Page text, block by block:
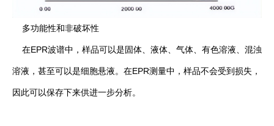
多功能性和非破坏性
在EPR波谱中，样品可以是固体、液体、气体、有色溶液、混浊
溶液，甚至可以是细胞悬液。在EPR测量中，样品不会受到损失，
因此可以保存下来供进一步分析。